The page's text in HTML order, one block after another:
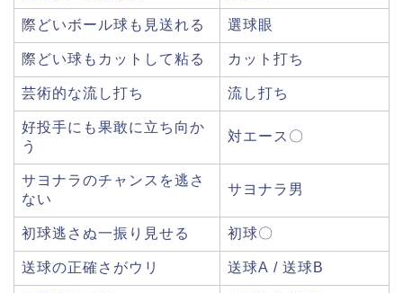
際どいボール球も見送れる 選球眼
際どい球もカットして粘る カット打ち
芸術的な流し打ち 流し打ち
好投手にも果敢に立ち向か
う
対エース〇
サヨナラのチャンスを逃さ
ない
サヨナラ男
初球逃さぬ一振り見せる 初球〇
送球の正確さがウリ 送球A / 送球B